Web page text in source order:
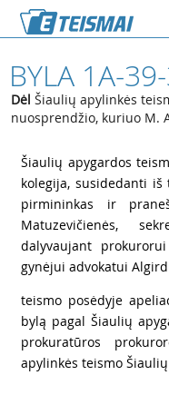
BYLA 1A-
Dėl Šiaulių apylinkės
nuosprendžio, kuriuo M.
Šiaulių apygardos
kolegija, susidedanti iš
pirmininkas ir
Matuzevičienės,
dalyvaujant
gynėjui advokatui
teismo posėdyje
bylą pagal Šiaulių
prokuratūros
apylinkės teismo